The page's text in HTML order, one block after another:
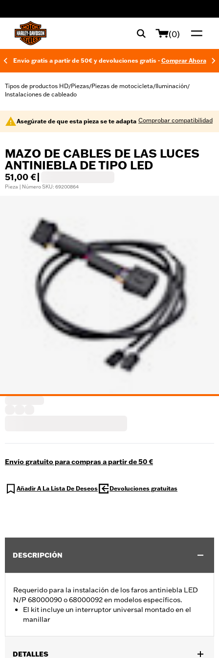
(0)
Envío gratis a partir de 50€ y devoluciones gratis - Comprar Ahora
Tipos de productos HD/Piezas/Piezas de motocicleta/Iluminación/
Instalaciones de cableado
Asegúrate de que esta pieza se te adapta Comprobar compatibilidad
MAZO DE CABLES DE LAS LUCES
ANTINIEBLA DE TIPO LED
51,00 €
Pieza | Número SKU: 69200864
Envío gratuito para compras a partir de 50 €
Añadir A La Lista De Deseos Devoluciones gratuitas
DESCRIPCIÓN
Requerido para la instalación de los faros antiniebla LED
N/P 68000090 o 68000092 en modelos específicos.
El kit incluye un interruptor universal montado en el
manillar
DETALLES